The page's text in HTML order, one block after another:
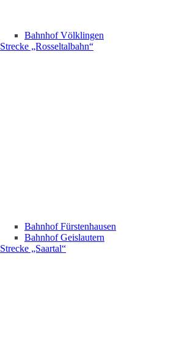
Bahnhof Völklingen
Strecke „Rosseltalbahn“
Bahnhof Fürstenhausen
Bahnhof Geislautern
Strecke „Saartal“